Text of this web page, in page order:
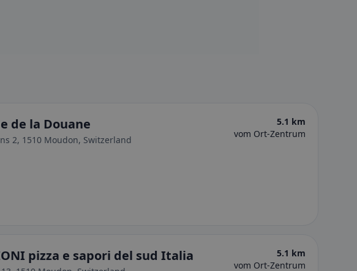
de la Douane
2, 1510 Moudon, Switzerland
5.1 km
vom Ort-Zentrum
pizza e sapori del sud Italia
5.1 km
vom Ort-Zentrum